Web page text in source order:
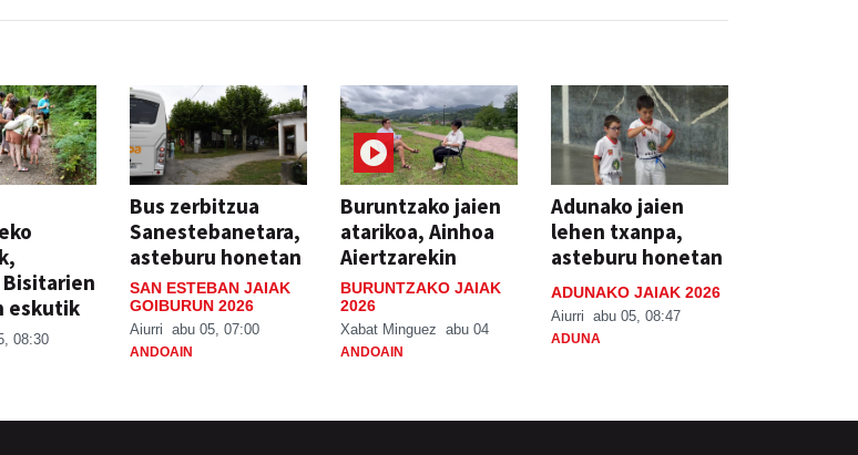
Bisitarien
eskutik
08:30
Bus zerbitzua
Sanestebanetara,
asteburu honetan
SAN ESTEBAN JAIAK
GOIBURUN 2026
Aiurri abu 05, 07:00
ANDOAIN
Buruntzako jaien
atarikoa, Ainhoa
Aiertzarekin
BURUNTZAKO JAIAK
2026
Xabat Minguez abu 04
ANDOAIN
Adunako jaien
lehen txanpa,
asteburu honetan
ADUNAKO JAIAK 2026
Aiurri abu 05, 08:47
ADUNA